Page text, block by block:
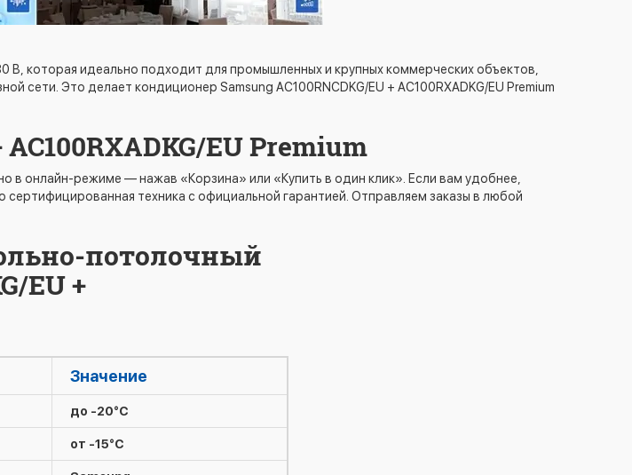
В, которая идеально подходит для промышленных и крупных коммерческих объектов,
Это делает кондиционер Samsung AC100RNCDKG/EU + AC100RXADKG/EU Premium
EU Premium
в онлайн-режиме — нажав «Корзина» или «Купить в один клик». Если вам удобнее,
сертифицированная техника с официальной гарантией. Отправляем заказы в любой
потолочный
EU +
Значение
до -20°C
от -15°C